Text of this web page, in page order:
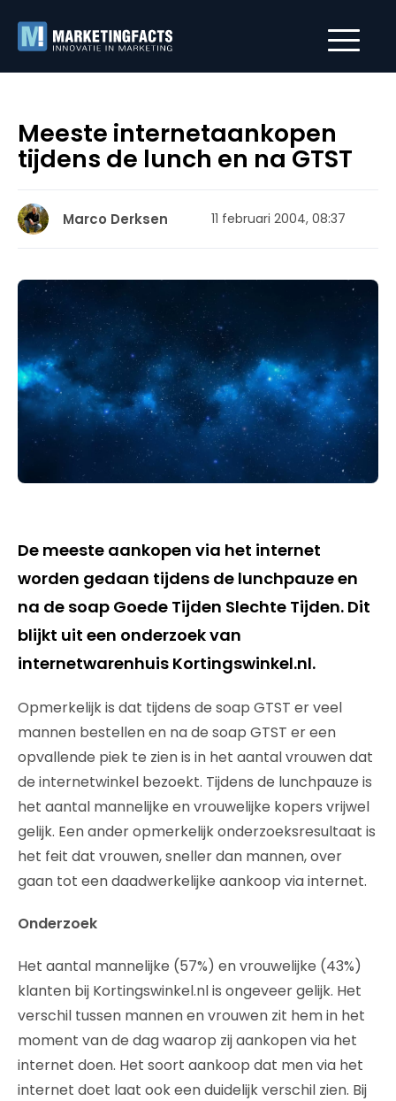
Meeste internetaankopen
tijdens de lunch en na GTST
Marco Derksen 11 februari 2004, 08:37
De meeste aankopen via het internet
worden gedaan tijdens de lunchpauze en
na de soap Goede Tijden Slechte Tijden. Dit
blijkt uit een onderzoek van
internetwarenhuis Kortingswinkel.nl.
Opmerkelijk is dat tijdens de soap GTST er veel
mannen bestellen en na de soap GTST er een
opvallende piek te zien is in het aantal vrouwen dat
de internetwinkel bezoekt. Tijdens de lunchpauze is
het aantal mannelijke en vrouwelijke kopers vrijwel
gelijk. Een ander opmerkelijk onderzoeksresultaat is
het feit dat vrouwen, sneller dan mannen, over
gaan tot een daadwerkelijke aankoop via internet.
Onderzoek
Het aantal mannelijke (57%) en vrouwelijke (43%)
klanten bij Kortingswinkel.nl is ongeveer gelijk. Het
verschil tussen mannen en vrouwen zit hem in het
moment van de dag waarop zij aankopen via het
internet doen. Het soort aankoop dat men via het
internet doet laat ook een duidelijk verschil zien. Bij